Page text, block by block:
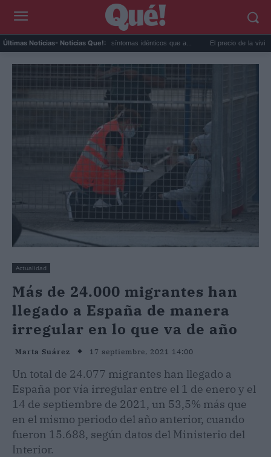
Últimas Noticias- Noticias Que!:
Calor extremo y ansiedad: síntomas idénticos que a... El precio de la vivienda en
Actualidad
Más de 24.000 migrantes han
llegado a España de manera
irregular en lo que va de año
Marta Suárez 17 septiembre, 2021 14:00
Un total de 24.077 migrantes han llegado a
España por vía irregular entre el 1 de enero y el
14 de septiembre de 2021, un 53,5% más que
en el mismo periodo del año anterior, cuando
fueron 15.688, según datos del Ministerio del
Interior.